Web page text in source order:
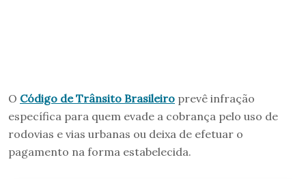
O Código de Trânsito Brasileiro prevê infração
específica para quem evade a cobrança pelo uso de
rodovias e vias urbanas ou deixa de efetuar o
pagamento na forma estabelecida.